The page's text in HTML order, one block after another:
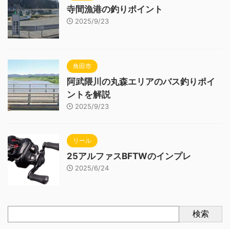
寺間漁港の釣りポイント
2025/9/23
角田市
阿武隈川の丸森エリアのバス釣りポイ
ントを解説
2025/9/23
リール
25アルファスBFTWのインプレ
2025/6/24
検索